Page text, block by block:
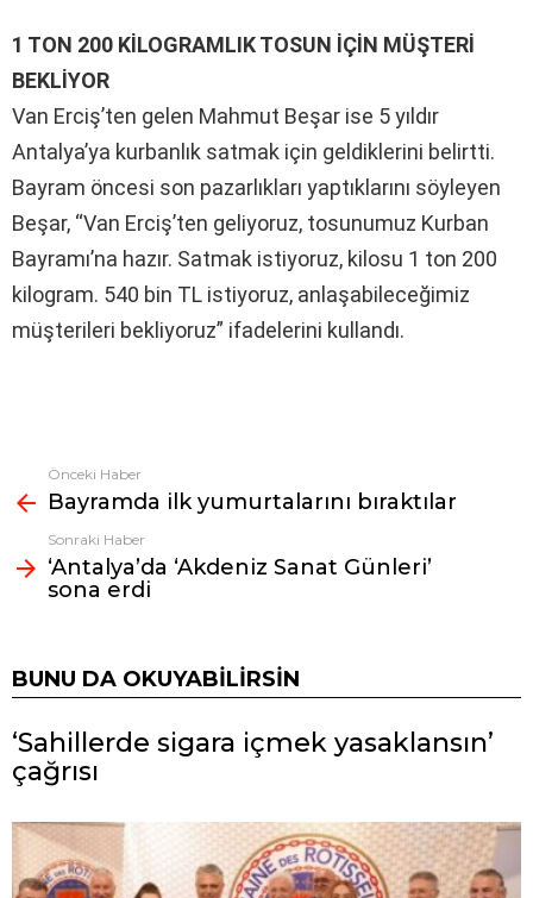
1 TON 200 KİLOGRAMLIK TOSUN İÇİN MÜŞTERİ
BEKLİYOR
Van Erciş’ten gelen Mahmut Beşar ise 5 yıldır
Antalya’ya kurbanlık satmak için geldiklerini belirtti.
Bayram öncesi son pazarlıkları yaptıklarını söyleyen
Beşar, “Van Erciş’ten geliyoruz, tosunumuz Kurban
Bayramı’na hazır. Satmak istiyoruz, kilosu 1 ton 200
kilogram. 540 bin TL istiyoruz, anlaşabileceğimiz
müşterileri bekliyoruz” ifadelerini kullandı.
Fazlasına
bak
Önceki Haber
Bayramda ilk yumurtalarını bıraktılar
Sonraki Haber
‘Antalya’da ‘Akdeniz Sanat Günleri’
sona erdi
BUNU DA OKUYABILIRSIN
‘Sahillerde sigara içmek yasaklansın’
çağrısı